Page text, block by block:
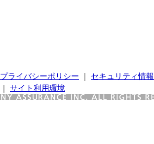
プライバシーポリシー
セキュリティ情報
サイト利用環境